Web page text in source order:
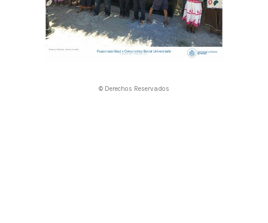
© Derechos Reservados